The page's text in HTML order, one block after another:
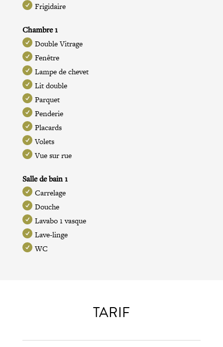
Frigidaire
Chambre 1
Double Vitrage
Fenêtre
Lampe de chevet
Lit double
Parquet
Penderie
Placards
Volets
Vue sur rue
Salle de bain 1
Carrelage
Douche
Lavabo 1 vasque
Lave-linge
WC
TARIF